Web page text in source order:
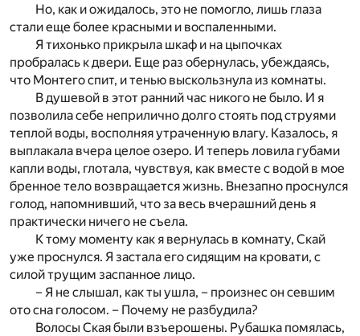
Но, как и ожидалось, это не помогло, лишь глаза
стали еще более красными и воспаленными.
Я тихонько прикрыла шкаф и на цыпочках
пробралась к двери. Еще раз обернулась, убеждаясь,
что Монтего спит, и тенью выскользнула из комнаты.
В душевой в этот ранний час никого не было. И я
позволила себе неприлично долго стоять под струями
теплой воды, восполняя утраченную влагу. Казалось, я
выплакала вчера целое озеро. И теперь ловила губами
капли воды, глотала, чувствуя, как вместе с водой в мое
бренное тело возвращается жизнь. Внезапно проснулся
голод, напомнивший, что за весь вчерашний день я
практически ничего не съела.
К тому моменту как я вернулась в комнату, Скай
уже проснулся. Я застала его сидящим на кровати, с
силой трущим заспанное лицо.
– Я не слышал, как ты ушла, – произнес он севшим
ото сна голосом. – Почему не разбудила?
Волосы Ская были взъерошены. Рубашка помялась,